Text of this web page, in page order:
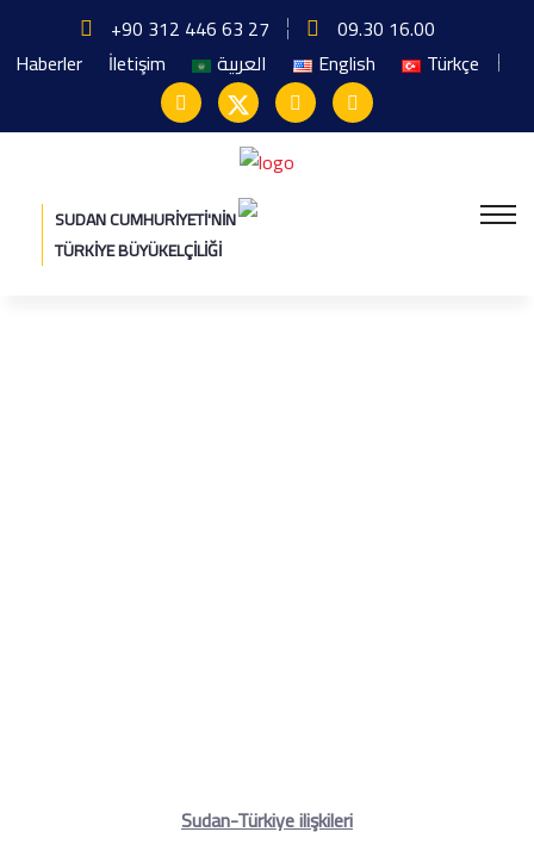
+90 312 446 63 27
09.30 16.00
Haberler
İletişim العربية English Türkçe
SUDAN CUMHURIYETI'NIN
TÜRKIYE BÜYÜKELÇILIĞI
Sudan-Türkiye ilişkileri